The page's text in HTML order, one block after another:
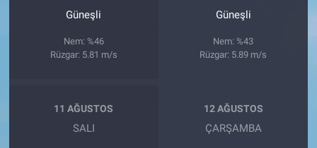
Güneşli
Nem: %46
Rüzgar: 5.81 m/s
Güneşli
Nem: %43
Rüzgar: 5.89 m/s
11 AĞUSTOS
SALI
12 AĞUSTOS
ÇARŞAMBA